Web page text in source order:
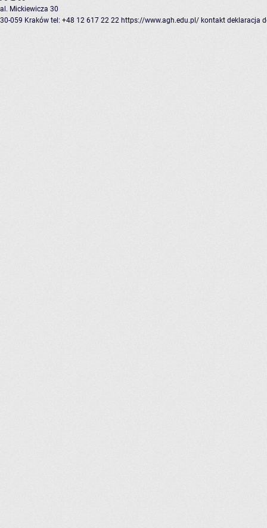
al. Mickiewicza 30
30-059 Kraków tel: +48 12 617 22 22 https://www.agh.edu.pl/ kontakt deklaracja